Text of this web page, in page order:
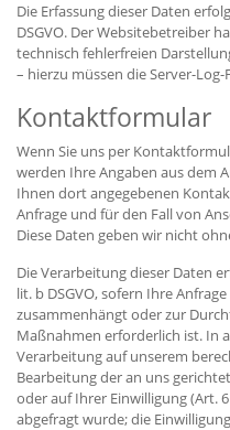
Die Erfassung dieser Daten
DSGVO. Der Websitebetreiber
technisch fehlerfreien
– hierzu müssen die Server-
Kontaktformular
Wenn Sie uns per
werden Ihre Angaben aus dem
Ihnen dort angegebenen
Anfrage und für den Fall von
Diese Daten geben wir nicht
Die Verarbeitung dieser Daten
lit. b DSGVO, sofern Ihre
zusammenhängt oder zur
Maßnahmen erforderlich ist. In
Verarbeitung auf unserem
Bearbeitung der an uns
oder auf Ihrer Einwilligung (Art.
abgefragt wurde; die